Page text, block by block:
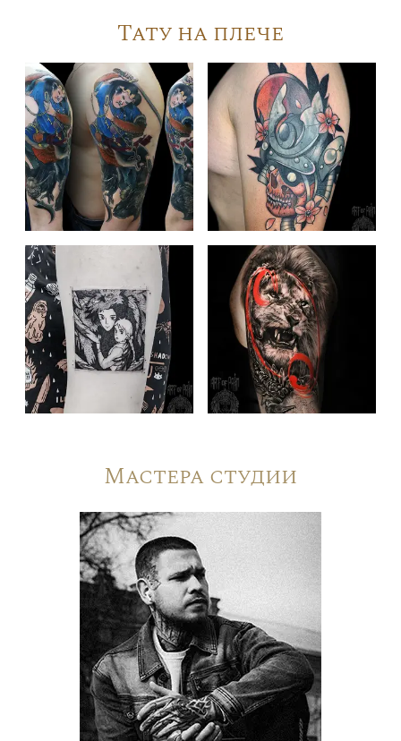
Тату на плече
Мастера студии